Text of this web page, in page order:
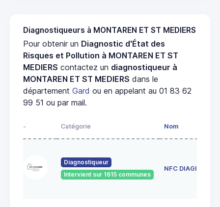
Diagnostiqueurs à MONTAREN ET ST MEDIERS
Pour obtenir un Diagnostic d'État des
Risques et Pollution à MONTAREN ET ST
MEDIERS contactez un diagnostiqueur à
MONTAREN ET ST MEDIERS dans le
département Gard ou en appelant au 01 83 62
99 51 ou par mail.
- Catégorie Nom
Diagnostiqueur
Intervient sur 1615 communes
NFC DIAGIMMO